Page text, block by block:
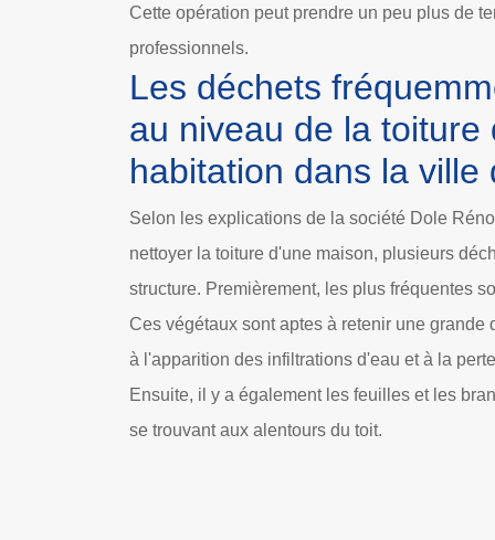
Cette opération peut prendre un peu plus de
professionnels.
Les déchets
au niveau de la toiture
habitation dans la ville
Selon les explications de la société Dole
nettoyer la toiture d'une maison, plusieurs
structure. Premièrement, les plus fréquentes
Ces végétaux sont aptes à retenir une grande
à l'apparition des infiltrations d'eau et à la
Ensuite, il y a également les feuilles et les
se trouvant aux alentours du toit.